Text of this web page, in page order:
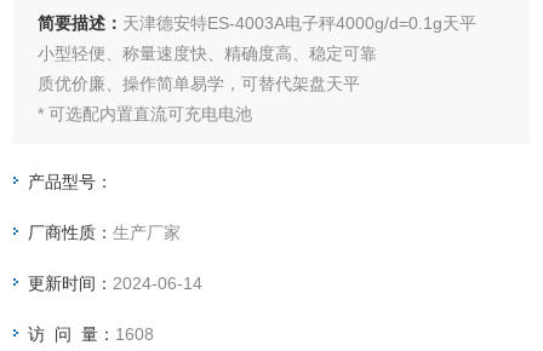
简要描述： 天津德安特ES-4003A电子秤4000g/d=0.1g天平
小型轻便、称量速度快、精确度高、稳定可靠
质优价廉、操作简单易学，可替代架盘天平
* 可选配内置直流可充电电池
产品型号：
厂商性质：生产厂家
更新时间： 2024-06-14
访 问 量： 1608